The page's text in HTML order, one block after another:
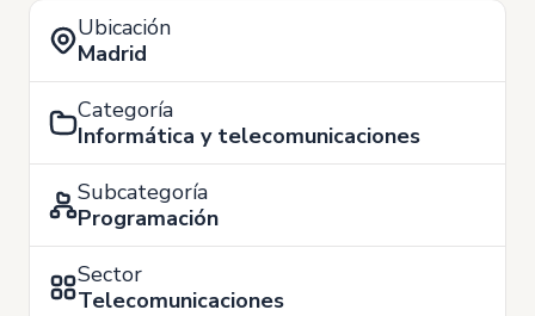
Ubicación
Madrid
Categoría
Informática y telecomunicaciones
Subcategoría
Programación
Sector
Telecomunicaciones